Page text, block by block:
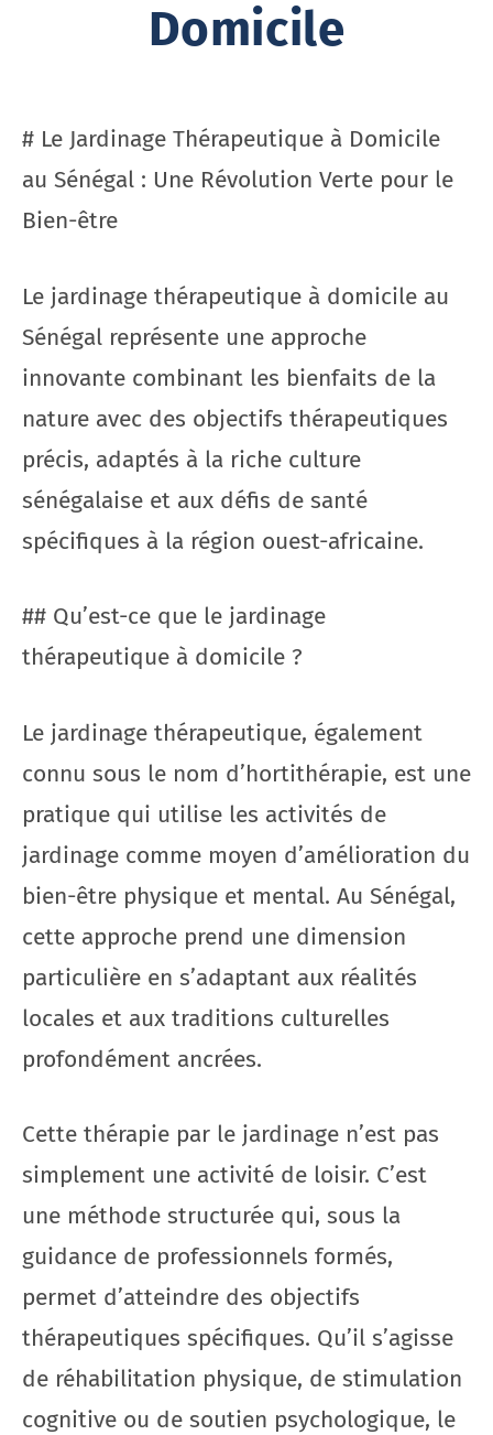
Domicile
# Le Jardinage Thérapeutique à Domicile
au Sénégal : Une Révolution Verte pour le
Bien-être
Le jardinage thérapeutique à domicile au
Sénégal représente une approche
innovante combinant les bienfaits de la
nature avec des objectifs thérapeutiques
précis, adaptés à la riche culture
sénégalaise et aux défis de santé
spécifiques à la région ouest-africaine.
## Qu’est-ce que le jardinage
thérapeutique à domicile ?
Le jardinage thérapeutique, également
connu sous le nom d’hortithérapie, est une
pratique qui utilise les activités de
jardinage comme moyen d’amélioration du
bien-être physique et mental. Au Sénégal,
cette approche prend une dimension
particulière en s’adaptant aux réalités
locales et aux traditions culturelles
profondément ancrées.
Cette thérapie par le jardinage n’est pas
simplement une activité de loisir. C’est
une méthode structurée qui, sous la
guidance de professionnels formés,
permet d’atteindre des objectifs
thérapeutiques spécifiques. Qu’il s’agisse
de réhabilitation physique, de stimulation
cognitive ou de soutien psychologique, le